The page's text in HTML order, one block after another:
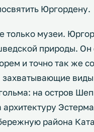
Юргордену.
только музеи.
природы. Он
и точно так же
захватывающие
на остров
архитектуру
района